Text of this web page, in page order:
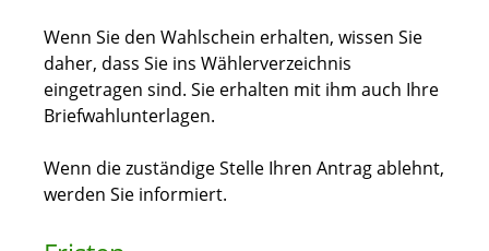
Wenn Sie den Wahlschein erhalten, wissen Sie
daher, dass Sie ins Wählerverzeichnis
eingetragen sind. Sie erhalten mit ihm auch Ihre
Briefwahlunterlagen.
Wenn die zuständige Stelle Ihren Antrag ablehnt,
werden Sie informiert.